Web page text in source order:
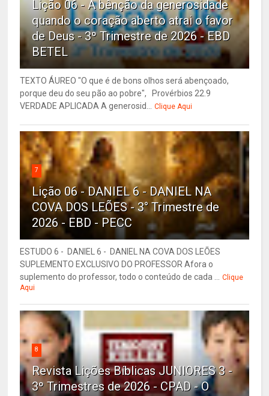
Lição 06 - A bênção da generosidade
quando o coração aberto atrai o favor
de Deus - 3º Trimestre de 2026 - EBD
BETEL
TEXTO ÁUREO "O que é de bons olhos será abençoado,
porque deu do seu pão ao pobre", Provérbios 22.9
VERDADE APLICADA A generosid... Clique Aqui
7
Lição 06 - DANIEL 6 - DANIEL NA
COVA DOS LEÕES - 3° Trimestre de
2026 - EBD - PECC
ESTUDO 6 - DANIEL 6 - DANIEL NA COVA DOS LEÕES
SUPLEMENTO EXCLUSIVO DO PROFESSOR Afora o
suplemento do professor, todo o conteúdo de cada ... Clique
Aqui
8
Revista Lições Bíblicas JUNIORES 3 -
3º Trimestres de 2026 - CPAD - O